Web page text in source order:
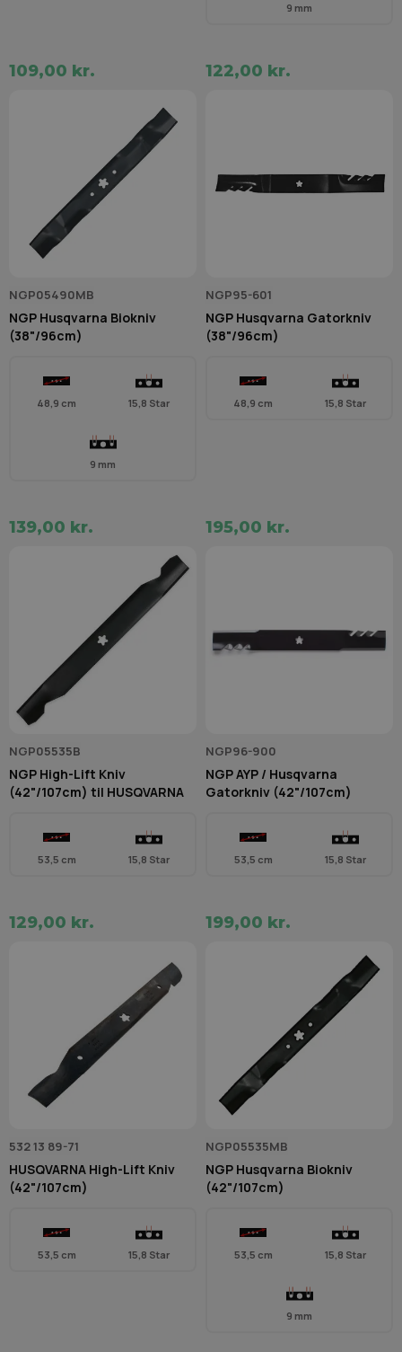
109,00 kr.
9 mm
122,00 kr.
NGP05490MB
NGP Husqvarna Biokniv
(38"/96cm)
48,9 cm 15,8 Star
9 mm
139,00 kr.
NGP95-601
NGP Husqvarna Gatorkniv
(38"/96cm)
48,9 cm 15,8 Star
195,00 kr.
NGP05535B
NGP High-Lift Kniv
(42"/107cm) til HUSQVARNA
53,5 cm 15,8 Star
129,00 kr.
NGP96-900
NGP AYP / Husqvarna
Gatorkniv (42"/107cm)
53,5 cm 15,8 Star
199,00 kr.
532 13 89-71
HUSQVARNA High-Lift Kniv
(42"/107cm)
53,5 cm 15,8 Star
NGP05535MB
NGP Husqvarna Biokniv
(42"/107cm)
53,5 cm 15,8 Star
9 mm